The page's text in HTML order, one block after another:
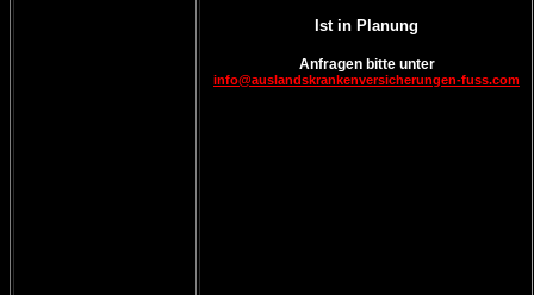
Ist in Planung
Anfragen bitte unter
info@auslandskrankenversicherungen-fuss.com